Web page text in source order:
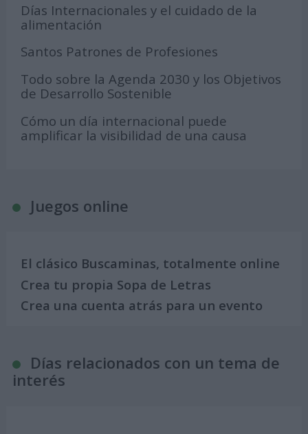
Días Internacionales y el cuidado de la
alimentación
Santos Patrones de Profesiones
Todo sobre la Agenda 2030 y los Objetivos
de Desarrollo Sostenible
Cómo un día internacional puede
amplificar la visibilidad de una causa
Juegos online
El clásico Buscaminas, totalmente online
Crea tu propia Sopa de Letras
Crea una cuenta atrás para un evento
Días relacionados con un tema de
interés